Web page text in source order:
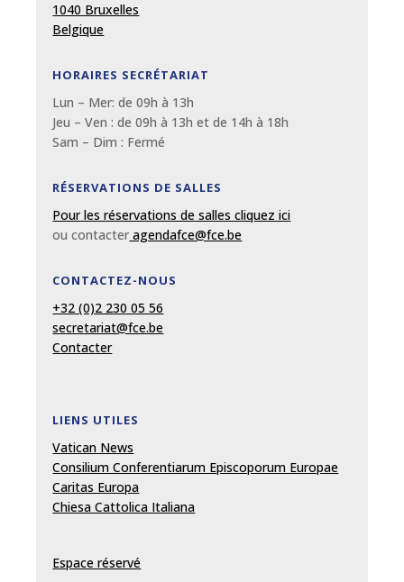
1040 Bruxelles
Belgique
HORAIRES SECRÉTARIAT
Lun – Mer: de 09h à 13h
Jeu – Ven : de 09h à 13h et de 14h à 18h
Sam – Dim : Fermé
RÉSERVATIONS DE SALLES
Pour les réservations de salles cliquez ici
ou contacter agendafce@fce.be
CONTACTEZ-NOUS
+32 (0)2 230 05 56
secretariat@fce.be
Contacter
LIENS UTILES
Vatican News
Consilium Conferentiarum Episcoporum Europae
Caritas Europa
Chiesa Cattolica Italiana
Espace réservé